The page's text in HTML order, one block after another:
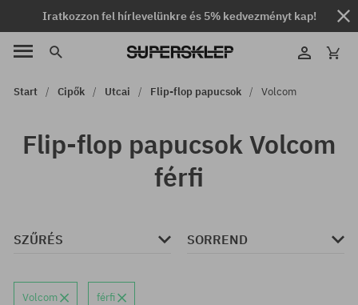
Iratkozzon fel hírlevelünkre és 5% kedvezményt kap!
Start Cipők Utcai Flip-flop papucsok Volcom
Flip-flop papucsok Volcom
férfi
SZŰRÉS SORREND
Volcom férfi